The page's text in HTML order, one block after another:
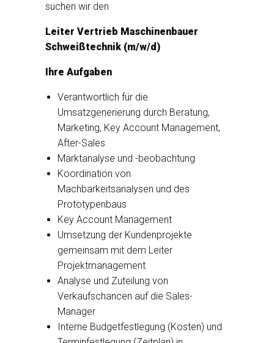
suchen wir den
Leiter Vertrieb Maschinenbauer
Schweißtechnik (m/w/d)
Ihre Aufgaben
Verantwortlich für die
Umsatzgenerierung durch Beratung,
Marketing, Key Account Management,
After-Sales
Marktanalyse und -beobachtung
Koordination von
Machbarkeitsanalysen und des
Prototypenbaus
Key Account Management
Umsetzung der Kundenprojekte
gemeinsam mit dem Leiter
Projektmanagement
Analyse und Zuteilung von
Verkaufschancen auf die Sales-
Manager
Interne Budgetfestlegung (Kosten) und